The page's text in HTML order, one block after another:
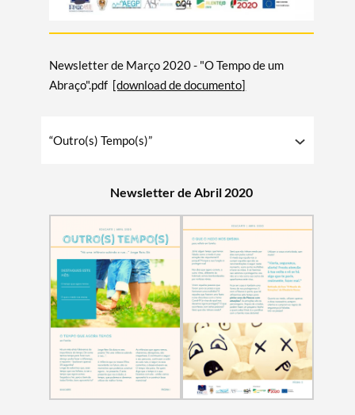
Newsletter de Março 2020 - "O Tempo de um
Abraço".pdf [download de documento]
“Outro(s) Tempo(s)”
Newsletter de Abril 2020